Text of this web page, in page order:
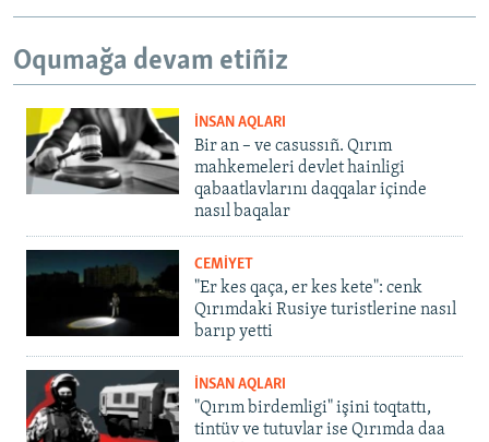
Oqumağa devam etiñiz
İNSAN AQLARI
Bir an – ve casussıñ. Qırım
mahkemeleri devlet hainligi
qabaatlavlarını daqqalar içinde
nasıl baqalar
CEMİYET
"Er kes qaça, er kes kete": cenk
Qırımdaki Rusiye turistlerine nasıl
barıp yetti
İNSAN AQLARI
"Qırım birdemligi" işini toqtattı,
tintüv ve tutuvlar ise Qırımda daa